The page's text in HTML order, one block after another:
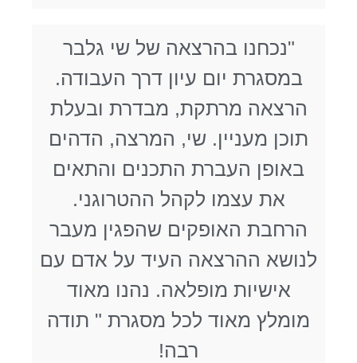
"נכחנו בהרצאה של שי גלבר
במסגרת יום עיון דרך העבודה.
הרצאה מרתקת, מבדרת ובעלת
תוכן מעניין. שי, המרצה, הדהים
באופן העברת התכנים והתאים
את עצמו לקהל ההטרוגני.
הרחבת האופקים שהפגין מעבר
לנושא ההרצאה העיד על אדם עם
אישיות מופלאה. נהנו מאוד
מומלץ מאוד לכל מסגרת " תודה
רבה!